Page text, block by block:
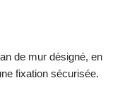
de mur désigné, en
fixation sécurisée.